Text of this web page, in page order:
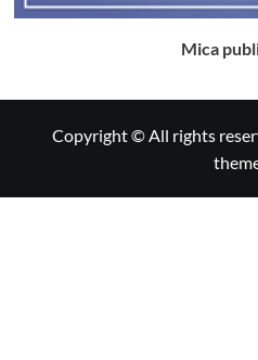
Mica
Copyright © All rights